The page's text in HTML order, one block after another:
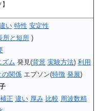
い 特性 安定性
所と短所 )
ズム 発見(背景 実験方法) 利用
の関係 エプソン(特徴 発展)
正 違い 厚み 比較 周波数精